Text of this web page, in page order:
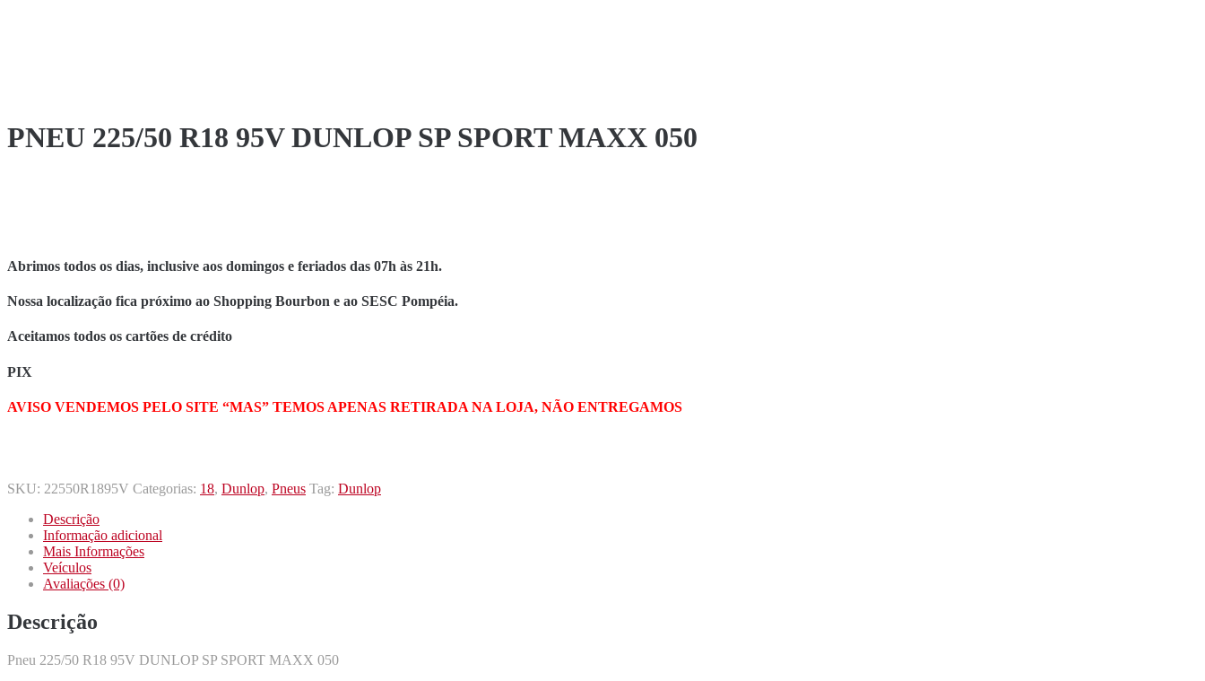
PNEU 225/50 R18 95V DUNLOP SP SPORT MAXX 050
Abrimos todos os dias, inclusive aos domingos e feriados das 07h às 21h.
Nossa localização fica próximo ao Shopping Bourbon e ao SESC Pompéia.
Aceitamos todos os cartões de crédito
PIX
AVISO VENDEMOS PELO SITE “MAS” TEMOS APENAS RETIRADA NA LOJA, NÃO ENTREGAMOS
SKU: 22550R1895V Categorias: 18, Dunlop, Pneus Tag: Dunlop
Descrição
Informação adicional
Mais Informações
Veículos
Avaliações (0)
Descrição
Pneu 225/50 R18 95V DUNLOP SP SPORT MAXX 050